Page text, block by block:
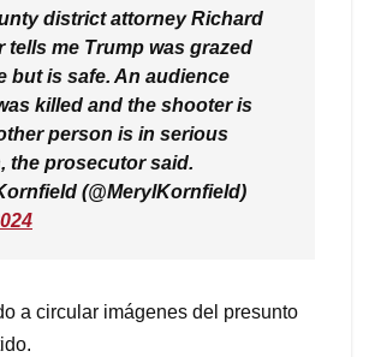
district attorney Richard
tells me Trump was grazed
but is safe. An audience
killed and the shooter is
person is in serious
the prosecutor said.
(@MerylKornfield)
a circular imágenes del presunto